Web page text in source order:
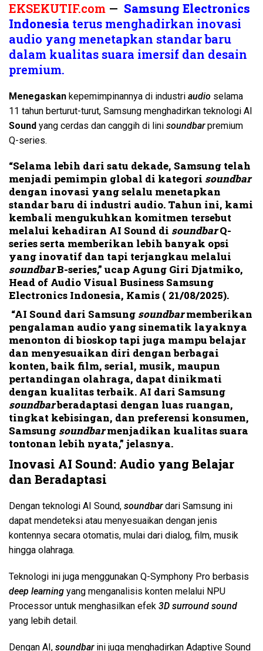
EKSEKUTIF.com — Samsung Electronics
Indonesia terus menghadirkan inovasi
audio yang menetapkan standar baru
dalam kualitas suara imersif dan desain
premium.
Menegaskan kepemimpinannya di industri audio selama
11 tahun berturut-turut, Samsung menghadirkan teknologi AI
Sound yang cerdas dan canggih di lini soundbarpremium
Q-series.
“Selama lebih dari satu dekade, Samsung telah
menjadi pemimpin global di kategori soundbar
dengan inovasi yang selalu menetapkan
standar baru di industri audio. Tahun ini, kami
kembali mengukuhkan komitmen tersebut
melalui kehadiran AI Sound di soundbarQ-
series serta memberikan lebih banyak opsi
yang inovatif dan tapi terjangkau melalui
soundbarB-series,” ucap Agung Giri Djatmiko,
Head of Audio Visual Business Samsung
Electronics Indonesia, Kamis ( 21/08/2025).
“AI Sound dari Samsung soundbarmemberikan
pengalaman audio yang sinematik layaknya
menonton di bioskop tapi juga mampu belajar
dan menyesuaikan diri dengan berbagai
konten, baik film, serial, musik, maupun
pertandingan olahraga, dapat dinikmati
dengan kualitas terbaik. AI dari Samsung
soundbarberadaptasi dengan luas ruangan,
tingkat kebisingan, dan preferensi konsumen,
Samsung soundbarmenjadikan kualitas suara
tontonan lebih nyata,” jelasnya.
Inovasi AI Sound: Audio yang Belajar
dan Beradaptasi
Dengan teknologi AI Sound, soundbardari Samsung ini
dapat mendeteksi atau menyesuaikan dengan jenis
kontennya secara otomatis, mulai dari dialog, film, musik
hingga olahraga.
Teknologi ini juga menggunakan Q-Symphony Pro berbasis
deep learning yang menganalisis konten melalui NPU
Processor untuk menghasilkan efek 3D surround sound
yang lebih detail.
Dengan AI, soundbarini juga menghadirkan Adaptive Sound